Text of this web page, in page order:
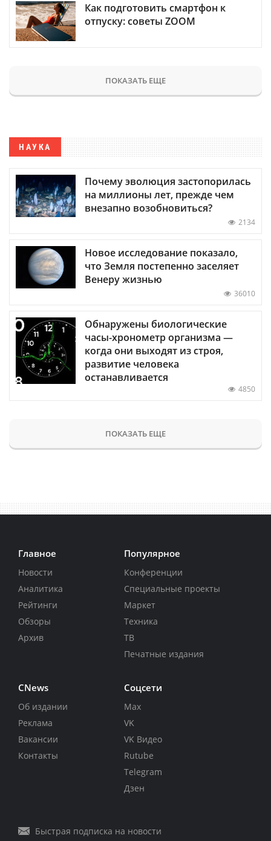
Как подготовить смартфон к
отпуску: советы ZOOM
ПОКАЗАТЬ ЕЩЕ
НАУКА
Почему эволюция застопорилась
на миллионы лет, прежде чем
внезапно возобновиться?
2134
Новое исследование показало,
что Земля постепенно заселяет
Венеру жизнью
36010
Обнаружены биологические
часы-хронометр организма —
когда они выходят из строя,
развитие человека
останавливается
4850
ПОКАЗАТЬ ЕЩЕ
Главное
Новости
Аналитика
Рейтинги
Обзоры
Архив
Популярное
Конференции
Специальные проекты
Маркет
Техника
ТВ
Печатные издания
CNews
Об издании
Реклама
Вакансии
Контакты
Соцсети
Max
VK
VK Видео
Rutube
Telegram
Дзен
Быстрая подписка на новости